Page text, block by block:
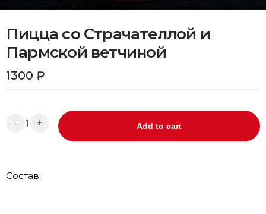
Пицца со Страчателлой и
Пармской ветчиной
1300 ₽
+
- Add to cart
Состав: